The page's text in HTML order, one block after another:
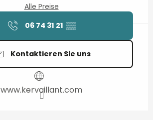
Alle Preise
06 74 31 21 ▒▒
Kontaktieren Sie uns
www.kervaillant.com